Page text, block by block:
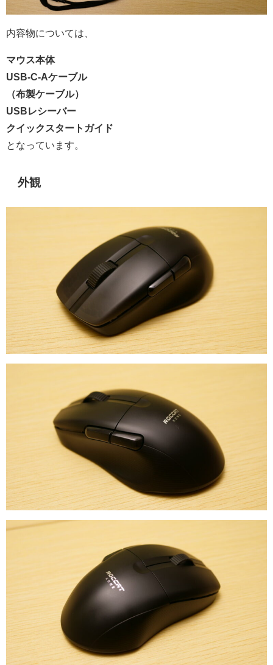
内容物については、
マウス本体
USB-C-Aケーブル
（布製ケーブル）
USBレシーバー
クイックスタートガイド
となっています。
外観